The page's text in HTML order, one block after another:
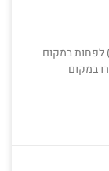
אחת (12 חודשים) לפחות במקום
במקום